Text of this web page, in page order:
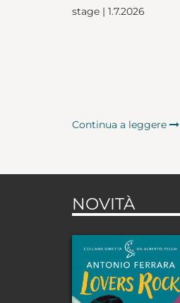
stage | 1.7.2026
Continua a leggere
NOVITÀ